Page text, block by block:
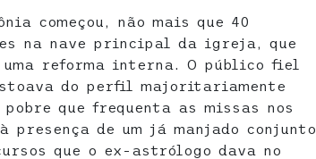
começou, não mais que 40
na nave principal da igreja, que
uma reforma interna. O público fiel
do perfil majoritariamente
que frequenta as missas nos
presença de um já manjado conjunto
que o ex-astrólogo dava no